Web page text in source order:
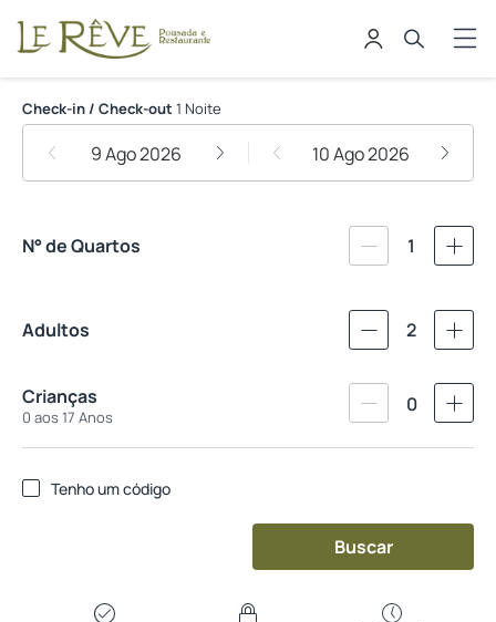
Le Rêve Pousada e Restaurante
Check-in / Check-out 1 Noite
9 Ago 2026 10 Ago 2026
N° de Quartos 1
Adultos 2
Crianças
0 aos 17 Anos
0
Tenho um código
Buscar